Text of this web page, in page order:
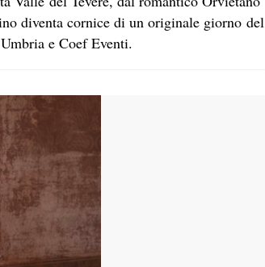
diventa cornice di un originale giorno del
e Coef Eventi.